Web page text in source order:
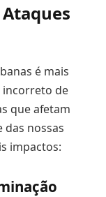
é mais
incorreto de
que afetam
das nossas
impactos: